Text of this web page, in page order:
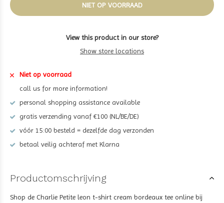
NIET OP VOORRAAD
View this product in our store?
Show store locations
Niet op voorraad
call us for more information!
personal shopping assistance available
gratis verzending vanaf €100 (NL/BE/DE)
vóór 15:00 besteld = dezelfde dag verzonden
betaal veilig achteraf met Klarna
Productomschrijving
Shop de Charlie Petite leon t-shirt cream bordeaux tee online bij